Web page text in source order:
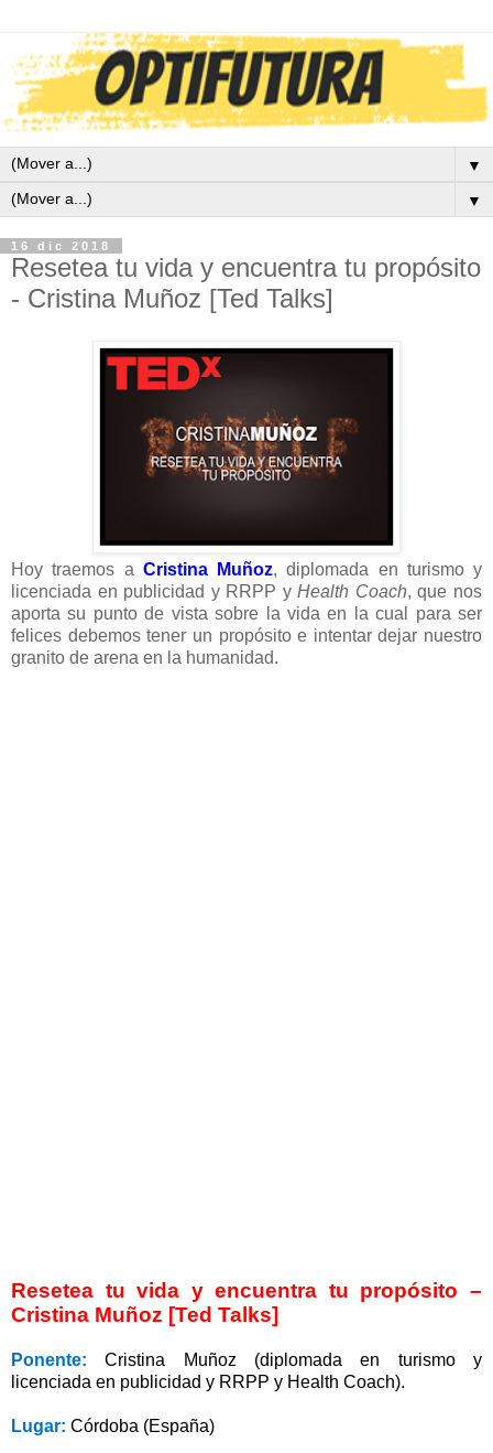
▼
▼
16 dic 2018
Resetea tu vida y encuentra tu propósito
- Cristina Muñoz [Ted Talks]
Hoy traemos a Cristina Muñoz, diplomada en turismo y
licenciada en publicidad y RRPP yHealth Coach, que nos
aporta su punto de vista sobre la vida en la cual para ser
felices debemos tener un propósito e intentar dejar nuestro
granito de arena en la humanidad.
Resetea tu vida y encuentra tu propósito –
Cristina Muñoz [Ted Talks]
Ponente:Cristina Muñoz (diplomada en turismo y
licenciada en publicidad y RRPP y Health Coach).
Lugar: Córdoba (España)